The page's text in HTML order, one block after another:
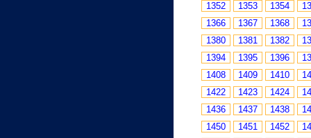
1352
1353 1354
1366
1367 1368
1380
1381 1382
1394
1395 1396
1408
1409 1410
1422
1423 1424
1436
1437 1438
1450
1451 1452